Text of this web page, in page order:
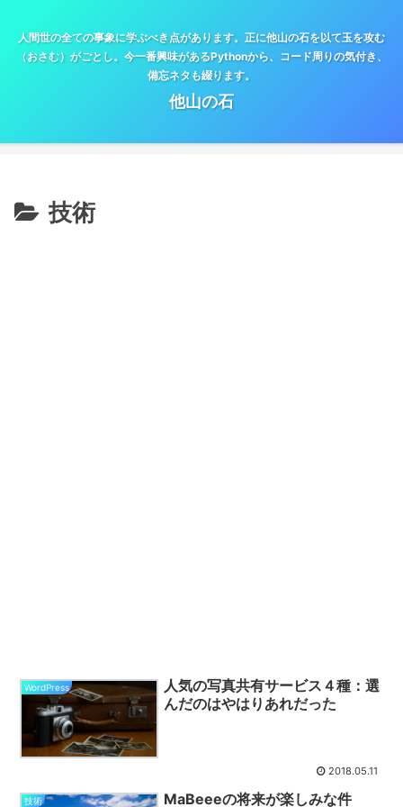
人間世の全ての事象に学ぶべき点があります。正に他山の石を以て玉を攻む
（おさむ）がごとし。今一番興味があるPythonから、コード周りの気付き、
備忘ネタも綴ります。
他山の石
技術
WordPress
人気の写真共有サービス４種：選
んだのはやはりあれだった
2018.05.11
技術 MaBeeeの将来が楽しみな件